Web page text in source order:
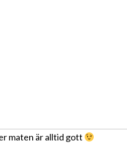
maten är alltid gott